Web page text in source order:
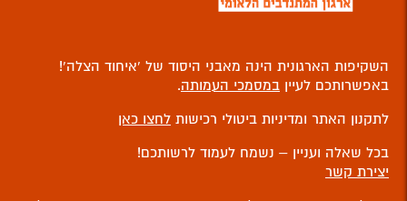
השקיפות הארגונית הינה מאבני היסוד של ‘איחוד הצלה’!
באפשרותכם לעיין במסמכי העמותה.
לתקנון האתר ומדיניות ביטולי רכישות לחצו כאן
בכל שאלה ועניין – נשמח לעמוד לרשותכם!
יצירת קשר